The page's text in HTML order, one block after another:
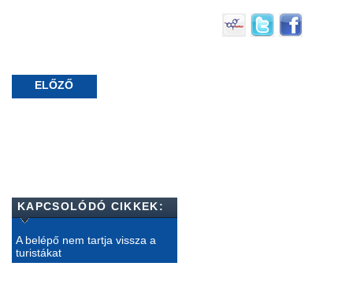
ELŐZŐ
KAPCSOLÓDÓ CIKKEK:
A belépő nem tartja vissza a
turistákat